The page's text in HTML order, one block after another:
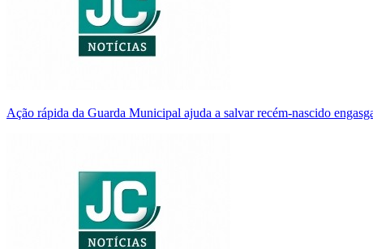
Ação rápida da Guarda Municipal ajuda a salvar recém-nascido